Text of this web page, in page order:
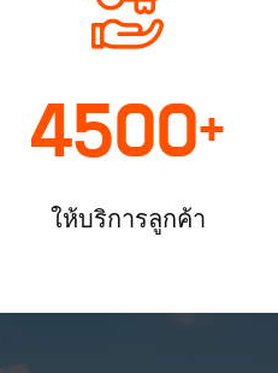
4500+
ให้บริการลูกค้า